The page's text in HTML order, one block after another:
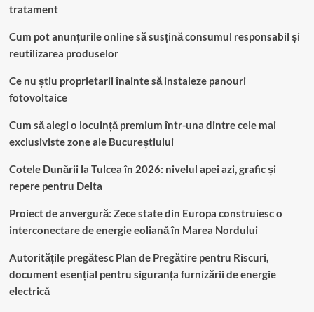
tratament
Cum pot anunțurile online să susțină consumul responsabil și
reutilizarea produselor
Ce nu știu proprietarii înainte să instaleze panouri
fotovoltaice
Cum să alegi o locuință premium într-una dintre cele mai
exclusiviste zone ale Bucureștiului
Cotele Dunării la Tulcea în 2026: nivelul apei azi, grafic și
repere pentru Delta
Proiect de anvergură: Zece state din Europa construiesc o
interconectare de energie eoliană în Marea Nordului
Autoritățile pregătesc Plan de Pregătire pentru Riscuri,
document esențial pentru siguranța furnizării de energie
electrică